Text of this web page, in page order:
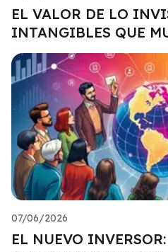
EL VALOR DE LO
INTANGIBLES QUE
07/06/2026
EL NUEVO INVERSOR: